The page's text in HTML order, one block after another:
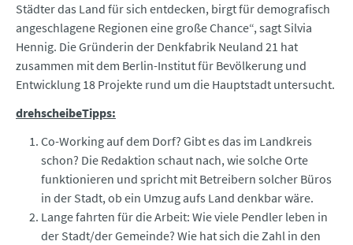
Städter das Land für sich entdecken, birgt für demografisch
angeschlagene Regionen eine große Chance“, sagt Silvia
Hennig. Die Gründerin der Denkfabrik Neuland 21 hat
zusammen mit dem Berlin-Institut für Bevölkerung und
Entwicklung 18 Projekte rund um die Hauptstadt untersucht.
drehscheibeTipps:
Co-Working auf dem Dorf? Gibt es das im Landkreis
schon? Die Redaktion schaut nach, wie solche Orte
funktionieren und spricht mit Betreibern solcher Büros
in der Stadt, ob ein Umzug aufs Land denkbar wäre.
Lange fahrten für die Arbeit: Wie viele Pendler leben in
der Stadt/der Gemeinde? Wie hat sich die Zahl in den